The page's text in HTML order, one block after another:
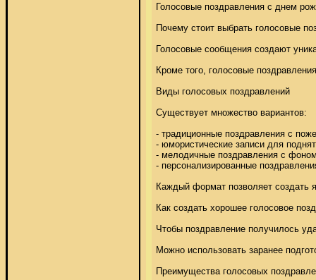
Голосовые поздравления с днем
Почему стоит выбрать голосовые
Голосовые сообщения создают
Кроме того, голосовые
Виды голосовых поздравлений
Существует множество вариантов:
- традиционные поздравления с
- юмористические записи для
- мелодичные поздравления с
- персонализированные
Каждый формат позволяет создать
Как создать хорошее голосовое
Чтобы поздравление получилось
Можно использовать заранее
Преимущества голосовых